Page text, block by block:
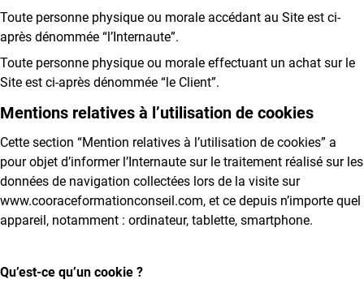
Toute personne physique ou morale accédant au Site est ci-
après dénommée “l’Internaute”.
Toute personne physique ou morale effectuant un achat sur le
Site est ci-après dénommée “le Client”.
Mentions relatives à l’utilisation de cookies
Cette section “Mention relatives à l’utilisation de cookies” a
pour objet d’informer l’Internaute sur le traitement réalisé sur les
données de navigation collectées lors de la visite sur
www.cooraceformationconseil.com, et ce depuis n’importe quel
appareil, notamment : ordinateur, tablette, smartphone.
Qu’est-ce qu’un cookie ?
Nous connaître
Qui sommes-nous ?
L’équipe
Notre démarche handicap
Nos actualités